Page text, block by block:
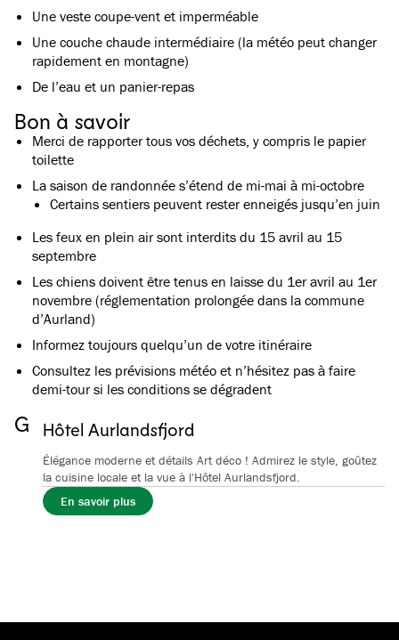
Une veste coupe-vent et imperméable
Une couche chaude intermédiaire (la météo peut changer
rapidement en montagne)
De l’eau et un panier-repas
Bon à savoir
Merci de rapporter tous vos déchets, y compris le papier
toilette
La saison de randonnée s’étend de mi-mai à mi-octobre
Certains sentiers peuvent rester enneigés jusqu’en juin
Les feux en plein air sont interdits du 15 avril au 15
septembre
Les chiens doivent être tenus en laisse du 1er avril au 1er
novembre (réglementation prolongée dans la commune
d’Aurland)
Informez toujours quelqu’un de votre itinéraire
Consultez les prévisions météo et n’hésitez pas à faire
demi-tour si les conditions se dégradent
Galerie
Hôtel Aurlandsfjord
Élégance moderne et détails Art déco ! Admirez le style, goûtez
la cuisine locale et la vue à l'Hôtel Aurlandsfjord.
En savoir plus